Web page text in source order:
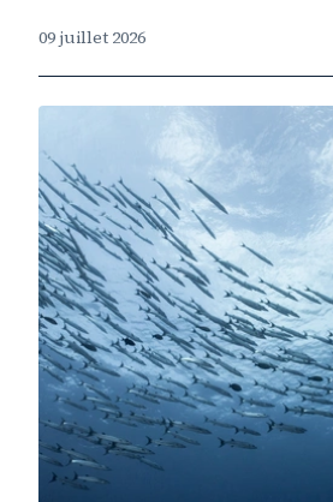
09 juillet 2026